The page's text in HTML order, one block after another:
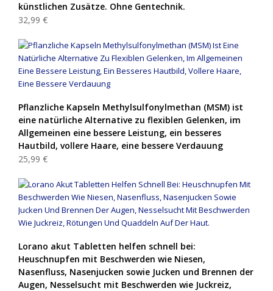
künstlichen Zusätze. Ohne Gentechnik.
32,99 €
Pflanzliche Kapseln Methylsulfonylmethan (MSM) ist
eine natürliche Alternative zu flexiblen Gelenken, im
Allgemeinen eine bessere Leistung, ein besseres
Hautbild, vollere Haare, eine bessere Verdauung
25,99 €
Lorano akut Tabletten helfen schnell bei:
Heuschnupfen mit Beschwerden wie Niesen,
Nasenfluss, Nasenjucken sowie Jucken und Brennen der
Augen, Nesselsucht mit Beschwerden wie Juckreiz,